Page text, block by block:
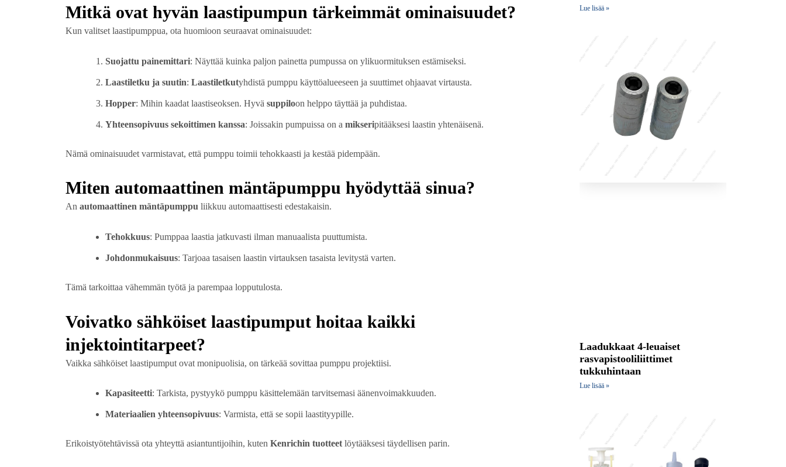
Mitkä ovat hyvän laastipumpun tärkeimmät ominaisuudet?
Kun valitset laastipumppua, ota huomioon seuraavat ominaisuudet:
Suojattu painemittari: Näyttää kuinka paljon painetta pumpussa on ylikuormituksen estämiseksi.
Laastiletku ja suutin: Laastiletkutyhdistä pumppu käyttöalueeseen ja suuttimet ohjaavat virtausta.
Hopper: Mihin kaadat laastiseoksen. Hyvä suppiloon helppo täyttää ja puhdistaa.
Yhteensopivuus sekoittimen kanssa: Joissakin pumpuissa on a mikseripitääksesi laastin yhtenäisenä.
Nämä ominaisuudet varmistavat, että pumppu toimii tehokkaasti ja kestää pidempään.
Miten automaattinen mäntäpumppu hyödyttää sinua?
An automaattinen mäntäpumppu liikkuu automaattisesti edestakaisin.
Tehokkuus: Pumppaa laastia jatkuvasti ilman manuaalista puuttumista.
Johdonmukaisuus: Tarjoaa tasaisen laastin virtauksen tasaista levitystä varten.
Tämä tarkoittaa vähemmän työtä ja parempaa lopputulosta.
Voivatko sähköiset laastipumput hoitaa kaikki
injektointitarpeet?
Vaikka sähköiset laastipumput ovat monipuolisia, on tärkeää sovittaa pumppu projektiisi.
Kapasiteetti: Tarkista, pystyykö pumppu käsittelemään tarvitsemasi äänenvoimakkuuden.
Materiaalien yhteensopivuus: Varmista, että se sopii laastityypille.
Erikoistyötehtävissä ota yhteyttä asiantuntijoihin, kuten Kenrichin tuotteet löytääksesi täydellisen parin.
Lue lisää »
Laadukkaat 4-leuaiset
rasvapistooliliittimet
tukkuhintaan
Lue lisää »